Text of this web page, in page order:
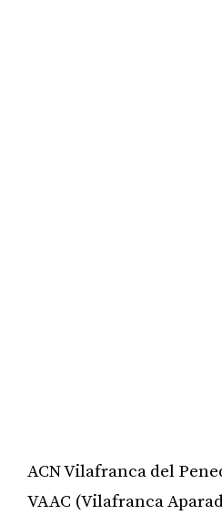
ACN Vilafranca del
VAAC (Vilafranca